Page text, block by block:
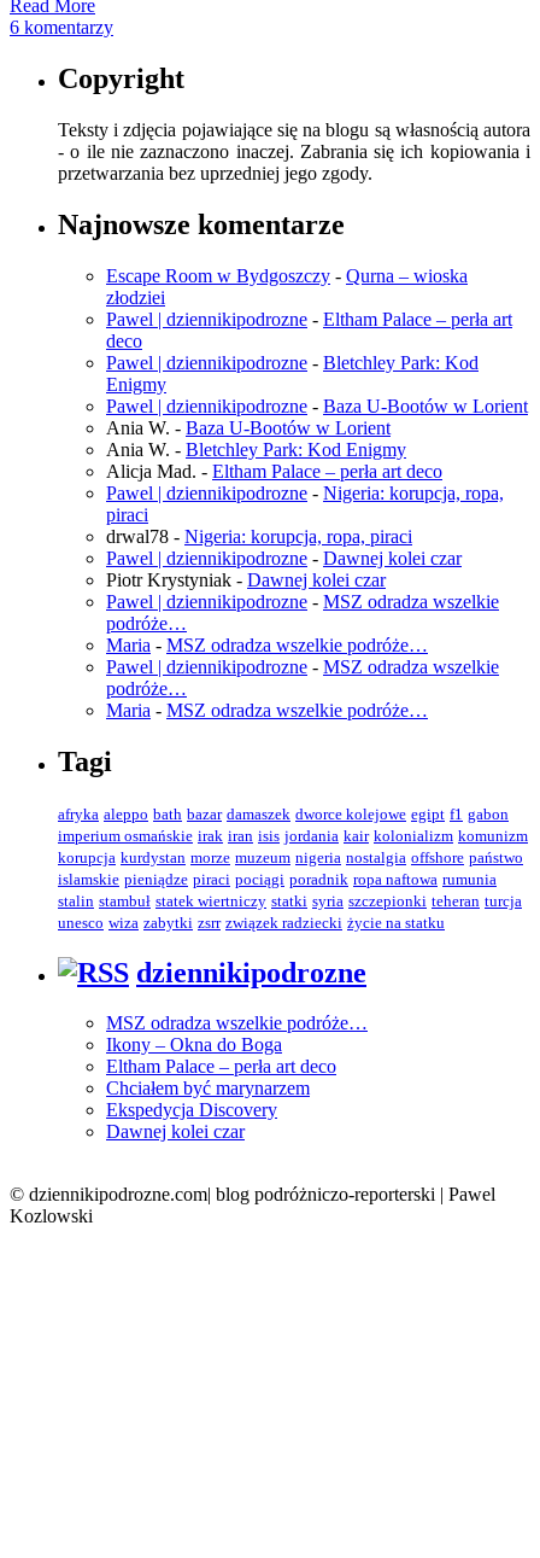
Read More
6 komentarzy
Copyright
Teksty i zdjęcia pojawiające się na blogu są własnością autora
- o ile nie zaznaczono inaczej. Zabrania się ich kopiowania i
przetwarzania bez uprzedniej jego zgody.
Najnowsze komentarze
Escape Room w Bydgoszczy - Qurna – wioska
złodziei
Pawel | dziennikipodrozne - Eltham Palace – perła art
deco
Pawel | dziennikipodrozne - Bletchley Park: Kod
Enigmy
Pawel | dziennikipodrozne - Baza U-Bootów w Lorient
Ania W. - Baza U-Bootów w Lorient
Ania W. - Bletchley Park: Kod Enigmy
Alicja Mad. - Eltham Palace – perła art deco
Pawel | dziennikipodrozne - Nigeria: korupcja, ropa,
piraci
drwal78 - Nigeria: korupcja, ropa, piraci
Pawel | dziennikipodrozne - Dawnej kolei czar
Piotr Krystyniak - Dawnej kolei czar
Pawel | dziennikipodrozne - MSZ odradza wszelkie
podróże…
Maria - MSZ odradza wszelkie podróże…
Pawel | dziennikipodrozne - MSZ odradza wszelkie
podróże…
Maria - MSZ odradza wszelkie podróże…
Tagi
afryka aleppo bath bazar damaszek dworce kolejowe egipt f1 gabon
imperium osmańskie irak iran isis jordania kair kolonializm komunizm
korupcja kurdystan morze muzeum nigeria nostalgia offshore państwo
islamskie pieniądze piraci pociągi poradnik ropa naftowa rumunia
stalin stambuł statek wiertniczy statki syria szczepionki teheran turcja
unesco wiza zabytki zsrr związek radziecki życie na statku
dziennikipodrozne
MSZ odradza wszelkie podróże…
Ikony – Okna do Boga
Eltham Palace – perła art deco
Chciałem być marynarzem
Ekspedycja Discovery
Dawnej kolei czar
© dziennikipodrozne.com| blog podróżniczo-reporterski | Pawel
Kozlowski